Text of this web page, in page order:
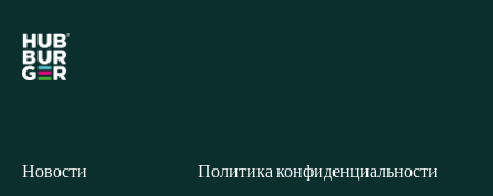
Новости
Политика конфиденциальности